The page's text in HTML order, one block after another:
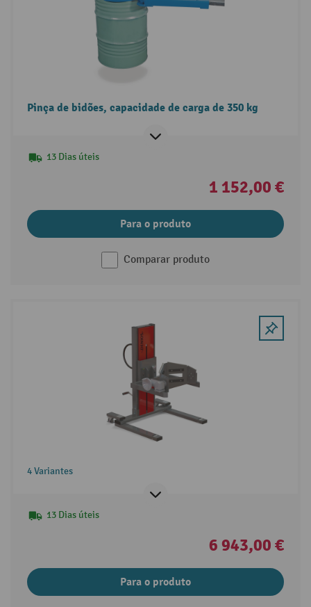
Pinça de bidões, capacidade de carga de 350 kg
13 Dias úteis
1 152,00 €
Para o produto
Comparar produto
4 Variantes
13 Dias úteis
6 943,00 €
Para o produto